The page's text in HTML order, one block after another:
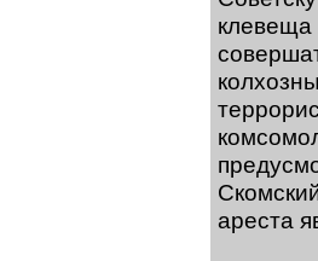
клевеща
ареста